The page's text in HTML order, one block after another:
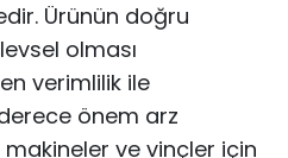
Ürünün doğru
olması
verimlilik ile
önem arz
ve vinçler için